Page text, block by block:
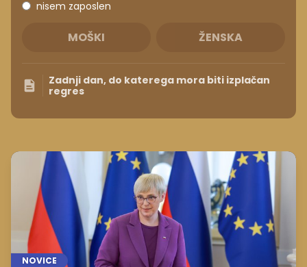
NOVICE
Znano, kdo je bil v vozilu s predsednico
države